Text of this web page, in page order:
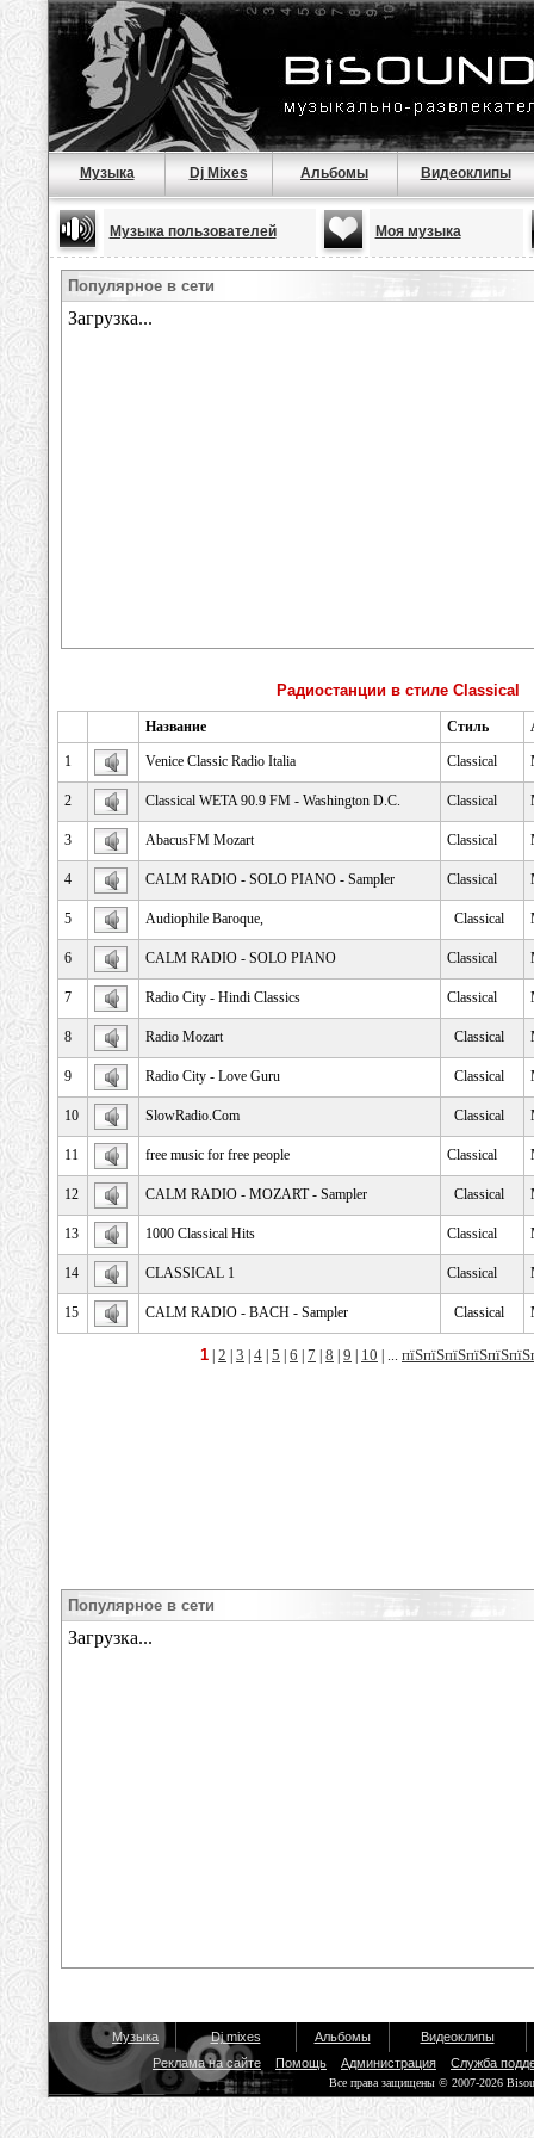
Музыка Dj Mixes Альбомы Видеоклипы
Музыка пользователей Моя музыка
Популярное в сети
Радиостанции в стиле Classical
Название Стиль
1 Venice Classic Radio Italia Classical
2 Classical WETA 90.9 FM - Washington D.C. Classical
3 AbacusFM Mozart Classical
4 CALM RADIO - SOLO PIANO - Sampler Classical
5 Audiophile Baroque, Classical
6 CALM RADIO - SOLO PIANO Classical
7 Radio City - Hindi Classics Classical
8 Radio Mozart Classical
9 Radio City - Love Guru Classical
10 SlowRadio.Com Classical
11 free music for free people Classical
12 CALM RADIO - MOZART - Sampler Classical
13 1000 Classical Hits Classical
14 CLASSICAL 1 Classical
15 CALM RADIO - BACH - Sampler Classical
1 2 3 4 5 6 7 8 9 10 | ...
Популярное в сети
Музыка Dj mixes Альбомы
Видеоклипы
Реклама на сайте
Помощь Администрация Служба
Все права защищены © 2007-2026